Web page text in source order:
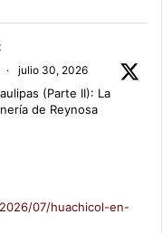
· julio 30, 2026
(Parte II): La
de Reynosa
07/huachicol-en-